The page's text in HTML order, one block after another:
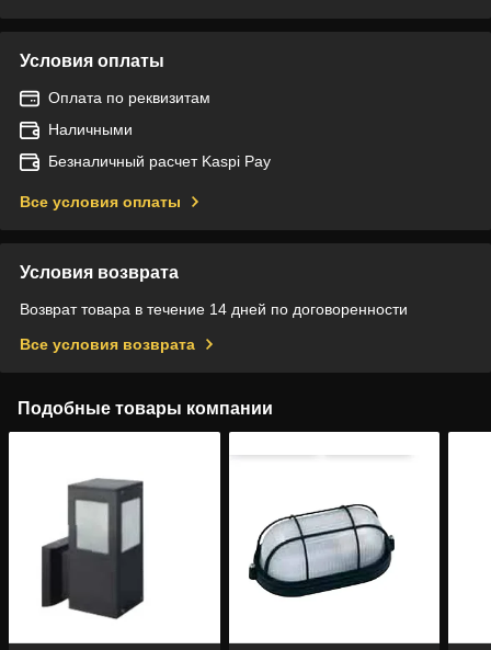
Условия оплаты
Оплата по реквизитам
Наличными
Безналичный расчет Kaspi Pay
Все условия оплаты
Условия возврата
Возврат товара в течение 14 дней по договоренности
Все условия возврата
Подобные товары компании